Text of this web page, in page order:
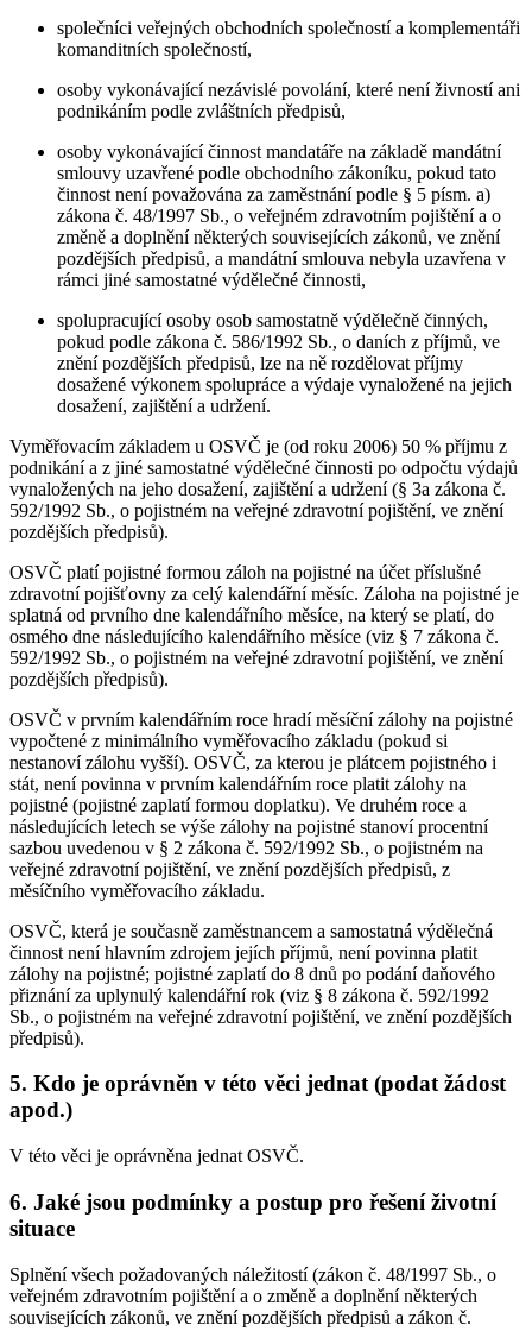
společníci veřejných obchodních společností a komplementáři
komanditních společností,
osoby vykonávající nezávislé povolání, které není živností ani
podnikáním podle zvláštních předpisů,
osoby vykonávající činnost mandatáře na základě mandátní
smlouvy uzavřené podle obchodního zákoníku, pokud tato
činnost není považována za zaměstnání podle § 5 písm. a)
zákona č. 48/1997 Sb., o veřejném zdravotním pojištění a o
změně a doplnění některých souvisejících zákonů, ve znění
pozdějších předpisů, a mandátní smlouva nebyla uzavřena v
rámci jiné samostatné výdělečné činnosti,
spolupracující osoby osob samostatně výdělečně činných,
pokud podle zákona č. 586/1992 Sb., o daních z příjmů, ve
znění pozdějších předpisů, lze na ně rozdělovat příjmy
dosažené výkonem spolupráce a výdaje vynaložené na jejich
dosažení, zajištění a udržení.
Vyměřovacím základem u OSVČ je (od roku 2006) 50 % příjmu z
podnikání a z jiné samostatné výdělečné činnosti po odpočtu výdajů
vynaložených na jeho dosažení, zajištění a udržení (§ 3a zákona č.
592/1992 Sb., o pojistném na veřejné zdravotní pojištění, ve znění
pozdějších předpisů).
OSVČ platí pojistné formou záloh na pojistné na účet příslušné
zdravotní pojišťovny za celý kalendářní měsíc. Záloha na pojistné je
splatná od prvního dne kalendářního měsíce, na který se platí, do
osmého dne následujícího kalendářního měsíce (viz § 7 zákona č.
592/1992 Sb., o pojistném na veřejné zdravotní pojištění, ve znění
pozdějších předpisů).
OSVČ v prvním kalendářním roce hradí měsíční zálohy na pojistné
vypočtené z minimálního vyměřovacího základu (pokud si
nestanoví zálohu vyšší). OSVČ, za kterou je plátcem pojistného i
stát, není povinna v prvním kalendářním roce platit zálohy na
pojistné (pojistné zaplatí formou doplatku). Ve druhém roce a
následujících letech se výše zálohy na pojistné stanoví procentní
sazbou uvedenou v § 2 zákona č. 592/1992 Sb., o pojistném na
veřejné zdravotní pojištění, ve znění pozdějších předpisů, z
měsíčního vyměřovacího základu.
OSVČ, která je současně zaměstnancem a samostatná výdělečná
činnost není hlavním zdrojem jejích příjmů, není povinna platit
zálohy na pojistné; pojistné zaplatí do 8 dnů po podání daňového
přiznání za uplynulý kalendářní rok (viz § 8 zákona č. 592/1992
Sb., o pojistném na veřejné zdravotní pojištění, ve znění pozdějších
předpisů).
5. Kdo je oprávněn v této věci jednat (podat žádost
apod.)
V této věci je oprávněna jednat OSVČ.
6. Jaké jsou podmínky a postup pro řešení životní
situace
Splnění všech požadovaných náležitostí (zákon č. 48/1997 Sb., o
veřejném zdravotním pojištění a o změně a doplnění některých
souvisejících zákonů, ve znění pozdějších předpisů a zákon č.